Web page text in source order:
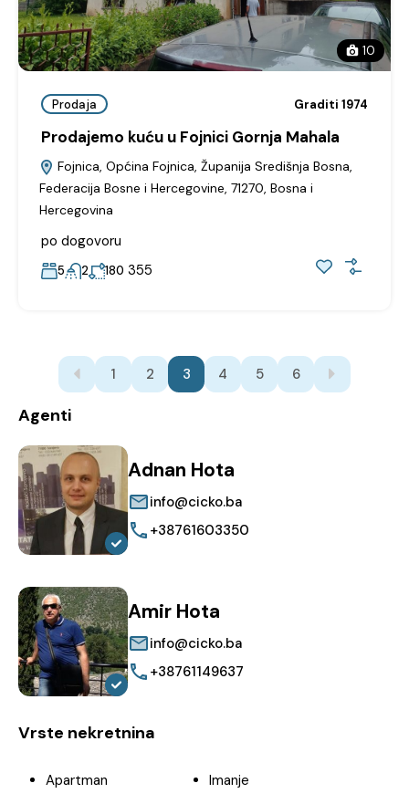
10
Prodaja Graditi 1974
Prodajemo kuću u Fojnici Gornja Mahala
Fojnica, Općina Fojnica, Županija Središnja Bosna,
Federacija Bosne i Hercegovine, 71270, Bosna i
Hercegovina
po dogovoru
5 2 180 355
1 2 3 4 5 6
Agenti
Adnan Hota
info@cicko.ba
+38761603350
Amir Hota
info@cicko.ba
+38761149637
Vrste nekretnina
Apartman
Imanje